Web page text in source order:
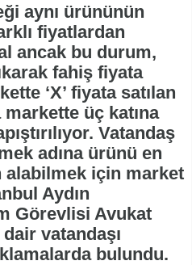
aynı ürününün
fiyatlardan
ancak bu durum,
fahiş fiyata
‘X’ fiyata satılan
üç katına
Vatandaş
adına ürünü en
alabilmek için market
Aydın
Görevlisi Avukat
vatandaşı
bulundu.